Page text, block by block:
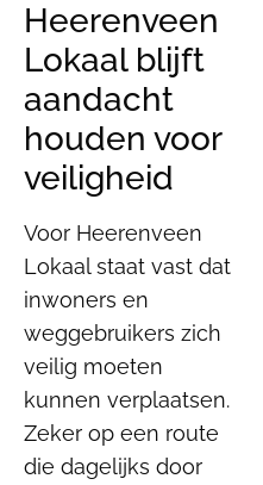
Heerenveen
Lokaal blijft
aandacht
houden voor
veiligheid
Voor Heerenveen
Lokaal staat vast dat
inwoners en
weggebruikers zich
veilig moeten
kunnen verplaatsen.
Zeker op een route
die dagelijks door